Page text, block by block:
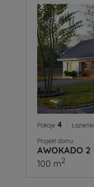
Pokoje 4 Łazienki
Projekt domu
AWOKADO 2
100 m2